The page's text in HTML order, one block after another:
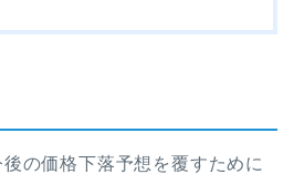
の価格下落予想を覆すために